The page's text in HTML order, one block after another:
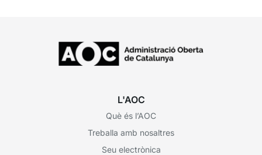
L'AOC
Què és l’AOC
Treballa amb nosaltres
Seu electrònica